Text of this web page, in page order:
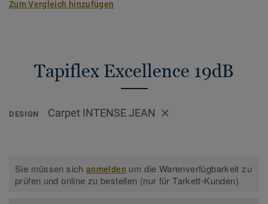
Zum Vergleich hinzufügen
Tapiflex Excellence 19dB
DESIGN Carpet INTENSE JEAN
Sie müssen sichanmelden um die Warenverfügbarkeit zu
prüfen und online zu bestellen (nur für Tarkett-Kunden).